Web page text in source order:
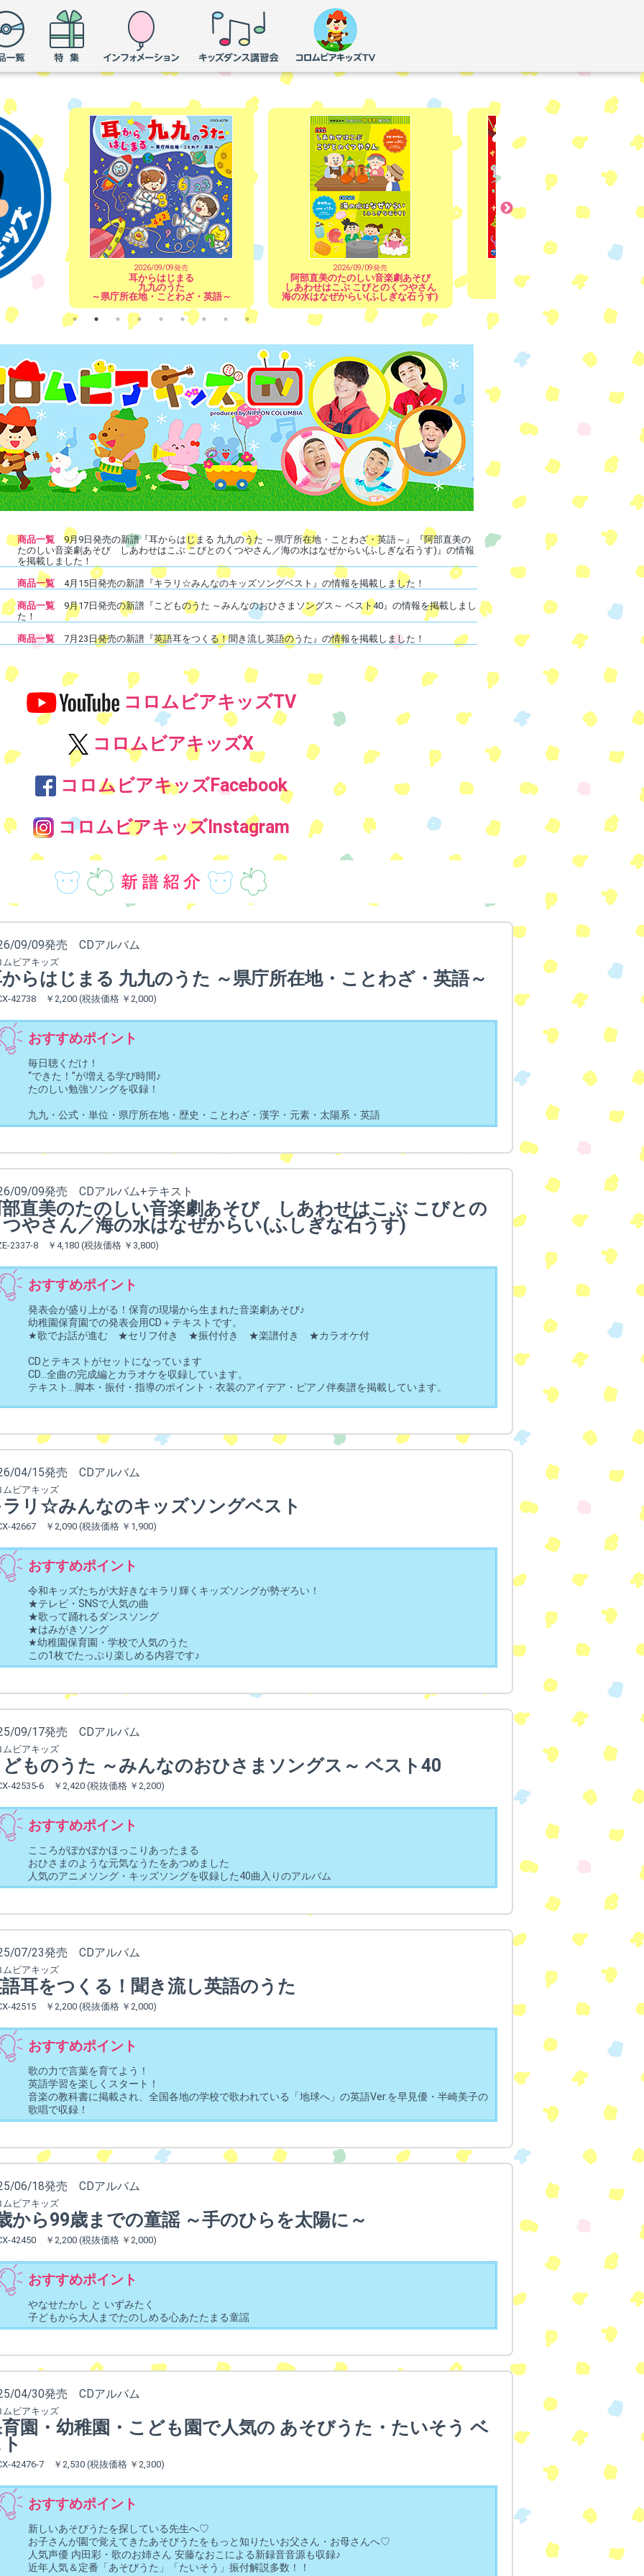
2026/09/09発売
阿部直美のたのしい音楽劇あそび
しあわせはこぶ こびとのくつやさん
海の水はなぜからい(ふしぎな石うす)
2026/04/15発売
キラリ☆
みんなのキッズソングベスト
こどものうた
～みんなのおひさまソングス～
商品一覧 9月9日発売の新譜『耳からはじまる 九九のうた ～県庁所在地・ことわざ・英語～』『阿部直美の
たのしい音楽劇あそび しあわせはこぶ こびとのくつやさん／海の水はなぜからい(ふしぎな石うす)』の情報
を掲載しました！
商品一覧 4月15日発売の新譜『キラリ☆みんなのキッズソングベスト』の情報を掲載しました！
商品一覧 9月17日発売の新譜『こどものうた ～みんなのおひさまソングス～ ベスト40』の情報を掲載しまし
た！
商品一覧 7月23日発売の新譜『英語耳をつくる！聞き流し英語のうた』の情報を掲載しました！
コロムビアキッズTV
コロムビアキッズX
コロムビアキッズFacebook
コロムビアキッズInstagram
09/09発売 CDアルバム
ムビアキッズ
らはじまる 九九のうた ～県庁所在地・ことわざ・英語～
42738 ￥2,200 (税抜価格 ￥2,000)
おすすめポイント
毎日聴くだけ！
“できた！”が増える学び時間♪
たのしい勉強ソングを収録！
九九・公式・単位・県庁所在地・歴史・ことわざ・漢字・元素・太陽系・英語
09/09発売 CDアルバム+テキスト
直美のたのしい音楽劇あそび しあわせはこぶ こびとの
やさん／海の水はなぜからい(ふしぎな石うす)
2337-8 ￥4,180 (税抜価格 ￥3,800)
おすすめポイント
発表会が盛り上がる！保育の現場から生まれた音楽劇あそび♪
幼稚園保育園での発表会用CD＋テキストです。
★歌でお話が進む ★セリフ付き ★振付付き ★楽譜付き ★カラオケ付
CDとテキストがセットになっています
CD…全曲の完成編とカラオケを収録しています。
テキスト…脚本・振付・指導のポイント・衣装のアイデア・ピアノ伴奏譜を掲載しています。
04/15発売 CDアルバム
ムビアキッズ
リ☆みんなのキッズソングベスト
42667 ￥2,090 (税抜価格 ￥1,900)
おすすめポイント
令和キッズたちが大好きなキラリ輝くキッズソングが勢ぞろい！
★テレビ・SNSで人気の曲
★歌って踊れるダンスソング
★はみがきソング
★幼稚園保育園・学校で人気のうた
この1枚でたっぷり楽しめる内容です♪
09/17発売 CDアルバム
ムビアキッズ
ものうた ～みんなのおひさまソングス～ ベスト40
42535-6 ￥2,420 (税抜価格 ￥2,200)
おすすめポイント
こころがぽかぽかほっこりあったまる
おひさまのような元気なうたをあつめました
人気のアニメソング・キッズソングを収録した40曲入りのアルバム
07/23発売 CDアルバム
ムビアキッズ
耳をつくる！聞き流し英語のうた
42515 ￥2,200 (税抜価格 ￥2,000)
おすすめポイント
歌の力で言葉を育てよう！
英語学習を楽しくスタート！
音楽の教科書に掲載され、全国各地の学校で歌われている「地球へ」の英語Ver.を早見優・半崎美子の
歌唱で収録！
06/18発売 CDアルバム
ムビアキッズ
から99歳までの童謡 ～手のひらを太陽に～
42450 ￥2,200 (税抜価格 ￥2,000)
おすすめポイント
やなせたかし と いずみたく
子どもから大人までたのしめる心あたたまる童謡
04/30発売 CDアルバム
ムビアキッズ
園・幼稚園・こども園で人気の あそびうた・たいそう ベ
42476-7 ￥2,530 (税抜価格 ￥2,300)
おすすめポイント
新しいあそびうたを探している先生へ♡
お子さんが園で覚えてきたあそびうたをもっと知りたいお父さん・お母さんへ♡
人気声優 内田彩・歌のお姉さん 安藤なおこによる新録音音源も収録♪
近年人気＆定番「あそびうた」「たいそう」振付解説多数！！